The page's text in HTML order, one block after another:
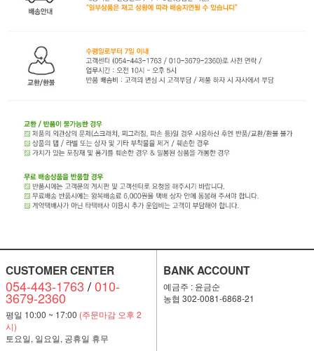
CUSTOMER CENTER
054-443-1763 /010-
3679-2360
평일 10:00 ~ 17:00 (주문마감 오후 2
시)
토요일, 일요일, 공휴일 휴무
BANK ACCOUNT
예금주 : 윤금순
농협 302-0081-6868-21